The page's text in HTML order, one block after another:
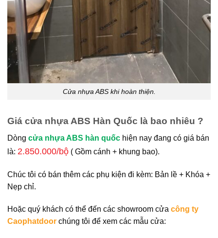
Cửa nhựa ABS khi hoàn thiện.
Giá cửa nhựa ABS Hàn Quốc là bao nhiêu ?
Dòng cửa nhựa ABS hàn quốc hiện nay đang có giá bán
là: 2.850.000/bộ ( Gồm cánh + khung bao).
Chúc tôi có bán thêm các phụ kiện đi kèm: Bản lề + Khóa +
Nẹp chỉ.
Hoặc quý khách có thể đến các showroom cửa công ty
Caophatdoor chúng tôi để xem các mẫu cửa: